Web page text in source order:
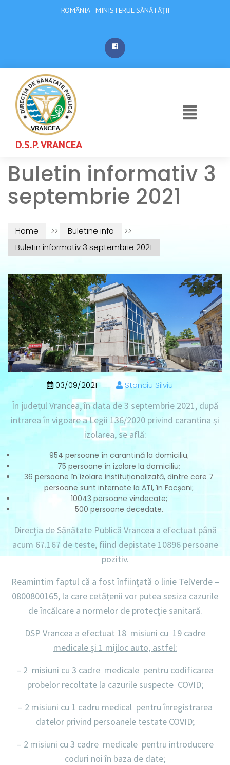
ROMÂNIA - MINISTERUL SĂNĂTĂȚII
D.S.P. VRANCEA
Buletin informativ 3
septembrie 2021
Home >> Buletine info
>>
Buletin informativ 3 septembrie 2021
03/09/2021 Stanciu Silviu
În județul Vrancea, în data de3 septembrie 2021, după
intrarea în vigoare a Legii 136/2020 privind carantina și
izolarea, se află:
954 persoane în carantină la domiciliu;
75 persoane în izolare la domiciliu;
36 persoane în izolare instituționalizată, dintre care 7
persoane sunt internate la ATI, în Focșani;
10043 persoane vindecate;
500 persoane decedate.
Direcția de Sănătate Publică Vrancea a efectuat până
acum 67.167 de teste, fiind depistate 10896 persoane
pozitiv.
Reamintim faptul că a fost înființată o linie TelVerde –
0800800165, la care cetățenii vor putea sesiza cazurile
de încălcare a normelor de protecție sanitară.
DSP Vrancea a efectuat 18 misiuni cu 19 cadre
medicale și 1 mijloc auto, astfel:
– 2 misiuni cu 3 cadre medicale pentru codificarea
probelor recoltate la cazurile suspecte COVID;
– 2 misiuni cu 1 cadru medical pentru înregistrarea
datelor privind persoanele testate COVID;
– 2 misiuni cu 3 cadremedicale pentru introducere
coduri noi în baza de date;